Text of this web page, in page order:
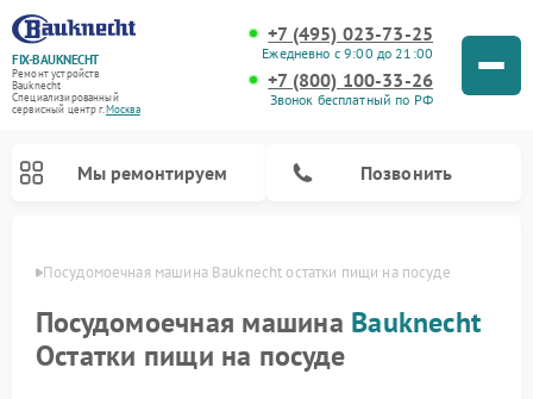
FIX-BAUKNECHT
Ремонт устройств
Bauknecht
Специализированный
cервисный центр г.Москва
+7 (495) 023-73-25
Ежедневно с 9:00 до 21:00
+7 (800) 100-33-26
Звонок бесплатный по РФ
Мы ремонтируем Позвонить
Посудомоечная машина Bauknecht остатки пищи на посуде
Посудомоечная машина Bauknecht
Остатки пищи на посуде